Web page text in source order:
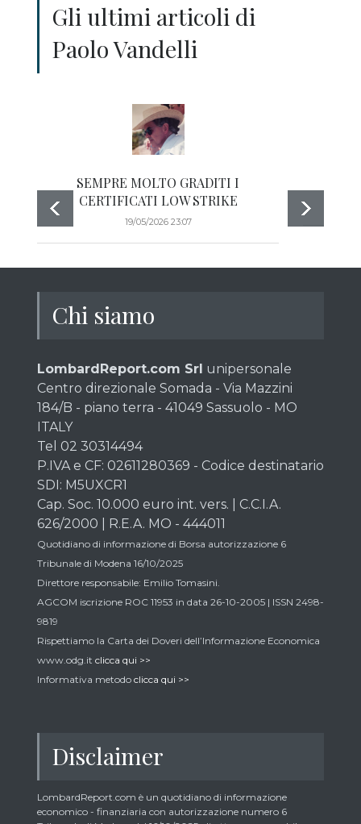
Gli ultimi articoli di
Paolo Vandelli
SEMPRE MOLTO GRADITI I
CERTIFICATI LOW STRIKE
19/05/2026 23:07
Chi siamo
LombardReport.com Srl unipersonale
Centro direzionale Somada - Via Mazzini
184/B - piano terra - 41049 Sassuolo - MO
ITALY
Tel 02 30314494
P.IVA e CF: 02611280369 - Codice destinatario
SDI: M5UXCR1
Cap. Soc. 10.000 euro int. vers. | C.C.I.A.
626/2000 | R.E.A. MO - 444011
Quotidiano di informazione di Borsa autorizzazione 6
Tribunale di Modena 16/10/2025
Direttore responsabile: Emilio Tomasini.
AGCOM iscrizione ROC 11953 in data 26-10-2005 | ISSN 2498-
9819
Rispettiamo la Carta dei Doveri dell’Informazione Economica
www.odg.it clicca qui >>
Informativa metodo clicca qui >>
Disclaimer
LombardReport.com è un quotidiano di informazione
economico - finanziaria con autorizzazione numero 6